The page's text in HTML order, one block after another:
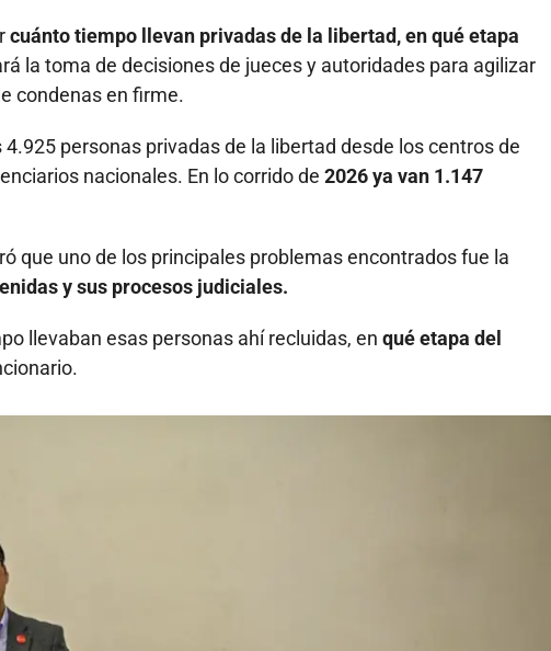
cuánto tiempo llevan privadas de la libertad, en qué etapa
la toma de decisiones de jueces y autoridades para agilizar
condenas en firme.
personas privadas de la libertad desde los centros de
nacionales. En lo corrido de 2026 ya van 1.147
que uno de los principales problemas encontrados fue la
y sus procesos judiciales.
llevaban esas personas ahí recluidas, en qué etapa del